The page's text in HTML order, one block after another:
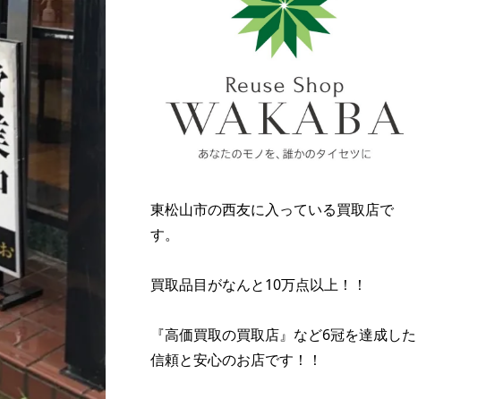
東松山市の西友に入っている買取店で
す。
買取品目がなんと10万点以上！！
『高価買取の買取店』など6冠を達成した
信頼と安心のお店です！！